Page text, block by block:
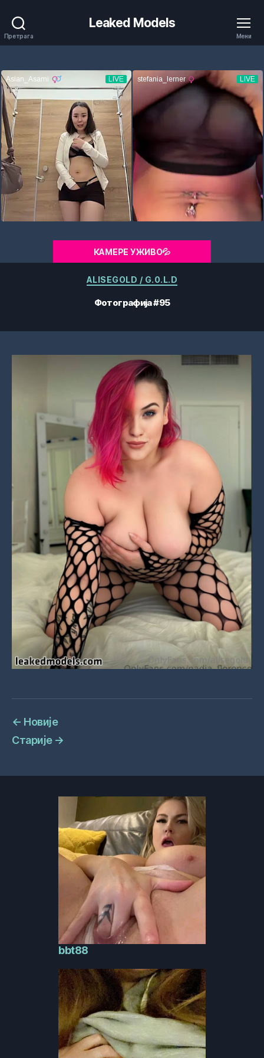
Претрага
Leaked Models
Мени
КАМЕРЕ УЖИВО💦
Категорије
ALISEGOLD / G.0.L.D
Фотографија #95
← Новије
Старије →
bbt88